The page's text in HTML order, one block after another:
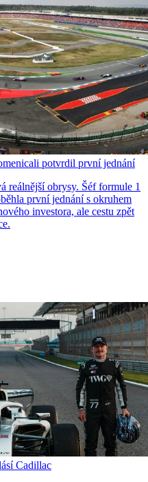
potvrdil první jednání
reálnější obrysy. Šéf formule 1
první jednání s okruhem
investora, ale cestu zpět
Cadillac